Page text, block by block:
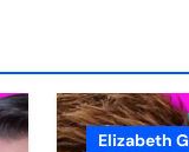
Elizabeth